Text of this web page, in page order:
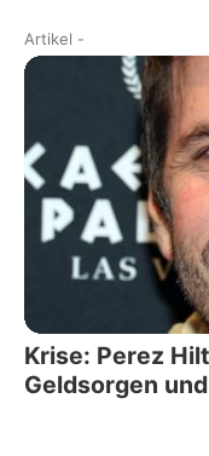
Artikel -
Krise: Perez
Geldsorgen